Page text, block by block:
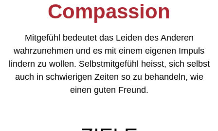
Compassion
Mitgefühl bedeutet das Leiden des Anderen
wahrzunehmen und es mit einem eigenen Impuls
lindern zu wollen. Selbstmitgefühl heisst, sich selbst
auch in schwierigen Zeiten so zu behandeln, wie
einen guten Freund.